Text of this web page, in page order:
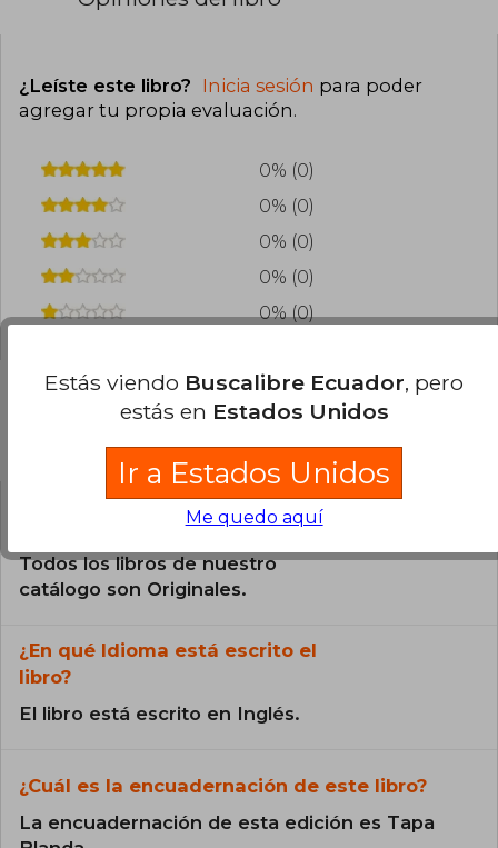
¿Leíste este libro? Inicia sesión para poder
agregar tu propia evaluación.
0% (0)
0% (0)
0% (0)
0% (0)
0% (0)
Preguntas frecuentes sobre el libro
¿El libro es original?
Todos los libros de nuestro
catálogo son Originales.
¿En qué Idioma está escrito el
libro?
El libro está escrito en Inglés.
¿Cuál es la encuadernación de este libro?
La encuadernación de esta edición es Tapa
Estás viendo Buscalibre Ecuador, pero
estás en Estados Unidos
Ir a Estados Unidos
Me quedo aquí